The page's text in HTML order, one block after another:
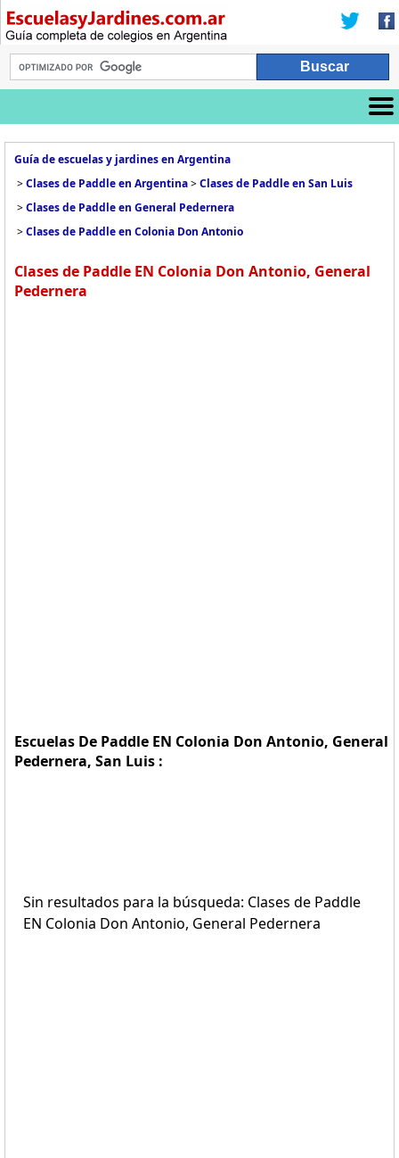
Guía de escuelas y jardines en Argentina
>Clases de Paddle en Argentina>Clases de Paddle en San Luis
>Clases de Paddle en General Pedernera
>Clases de Paddle en Colonia Don Antonio
Clases de Paddle EN Colonia Don Antonio, General
Pedernera
Escuelas De Paddle EN Colonia Don Antonio, General
Pedernera, San Luis :
Sin resultados para la búsqueda: Clases de Paddle
EN Colonia Don Antonio, General Pedernera